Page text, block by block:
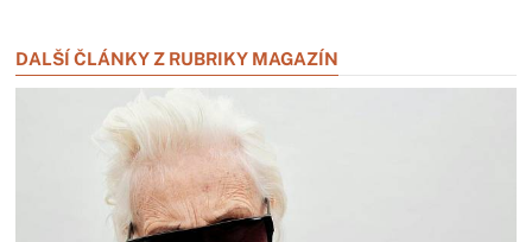
DALŠÍ ČLÁNKY Z RUBRIKY MAGAZÍN